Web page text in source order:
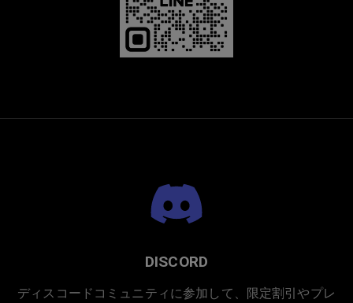
DISCORD
ディスコードコミュニティに参加して、限定割引やプレ